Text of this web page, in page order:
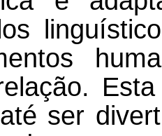
ser